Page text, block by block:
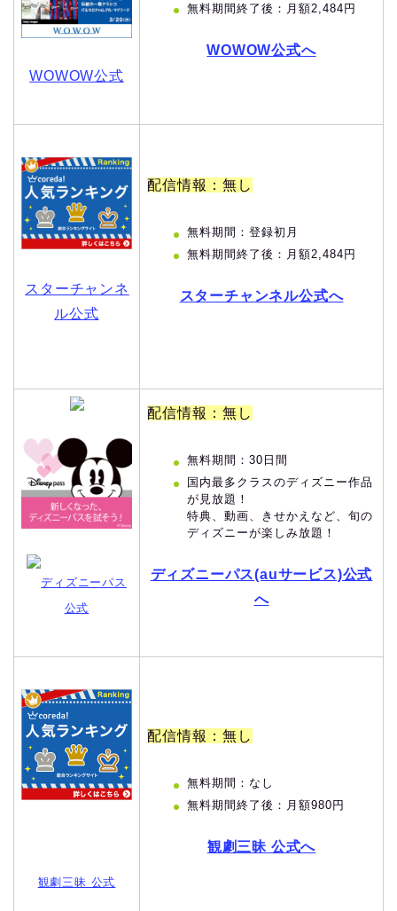
WOWOW公式
無料期間終了後：月額2,484円
WOWOW公式へ
スターチャンネ
ル公式
配信情報：無し
無料期間：登録初月
無料期間終了後：月額2,484円
スターチャンネル公式へ
ディズニーパス
公式
配信情報：無し
無料期間：30日間
国内最多クラスのディズニー作品
が見放題！
特典、動画、きせかえなど、旬の
ディズニーが楽しみ放題！
ディズニーパス(auサービス)公式
へ
観劇三昧 公式
配信情報：無し
無料期間：なし
無料期間終了後：月額980円
観劇三昧 公式へ